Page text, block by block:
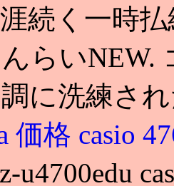
続く一時
らいNEW.
に洗練さ
価格 casio
u4700edu